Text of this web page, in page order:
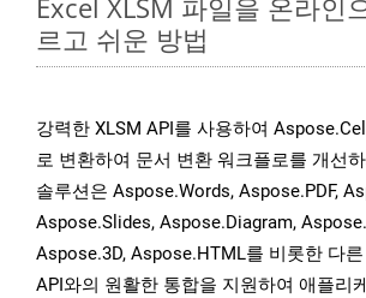
Excel XLSM 파일을 온라인
르고 쉬운 방법
강력한 XLSM API를 사용하여
로 변환하여 문서 변환 워크플로를 개선
솔루션은 Aspose.Words, Aspose.PDF,
Aspose.Slides, Aspose.Diagram,
Aspose.3D, Aspose.HTML를 비롯한 다
API와의 원활한 통합을 지원하여 애플리